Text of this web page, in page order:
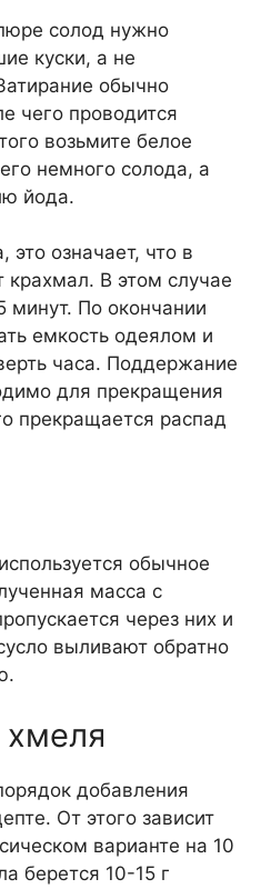
солод нужно
куски, а не
обычно
чего проводится
возьмите белое
немного солода, а
йода.
это означает, что в
крахмал. В этом случае
минут. По окончании
емкость одеялом и
часа. Поддержание
для прекращения
прекращается распад
обычное
масса с
через них и
выливают обратно
добавления
От этого зависит
варианте на 10
берется 10-15 г